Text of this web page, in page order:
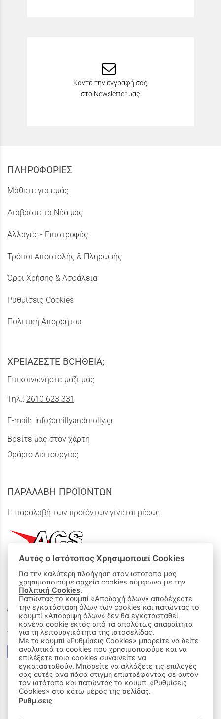
Κάντε την εγγραφή σας
στο Newsletter μας
ΠΛΗΡΟΦΟΡΙΕΣ
Μάθετε για εμάς
Διαβάστε τα Νέα μας
Αλλαγές - Επιστροφές
Τρόποι Αποστολής & Πληρωμής
Όροι Χρήσης & Ασφάλεια
Ρυθμίσεις Cookies
Πολιτική Απορρήτου
ΧΡΕΙΑΖΕΣΤΕ ΒΟΗΘΕΙΑ;
Επικοινωνήστε μαζί μας
Τηλ.: 2610 623 331
E-mail: info@millyandmolly.gr
Βρείτε μας στον χάρτη
Ωράριο Λειτουργίας
ΠΑΡΑΛΑΒΗ ΠΡΟΪΟΝΤΩΝ
Η παραλαβή των προϊόντων γίνεται μέσω:
ΟΙ ΑΓΟΡΕΣ ΜΟΥ
Καλάθι Αγορών
Δεχόμαστε όλες τις πιστωτικές κάρτες:
Αυτός ο Ιστότοπος Χρησιμοποιεί Cookies
Για την καλύτερη πλοήγηση στον ιστότοπο μας
χρησιμοποιούμε αρχεία cookies σύμφωνα με την
Πολιτική Cookies.
Πατώντας το κουμπί «Αποδοχή όλων» αποδέχεστε
την εγκατάσταση όλων των cookies και πατώντας το
κουμπί «Απόρριψη όλων» δεν θα εγκατασταθεί
κανένα cookie εκτός από τα απολύτως απαραίτητα
για τη λειτουργικότητα της ιστοσελίδας.
Με το κουμπί «Ρυθμίσεις Cookies» μπορείτε να δείτε
αναλυτικά τα cookies που χρησιμοποιούμε και να
επιλέξετε ποια cookies συναινείτε να
εγκατασταθούν. Μπορείτε να αλλάξετε τις επιλογές
σας αυτές ανά πάσα στιγμή επιστρέφοντας σε αυτόν
τον ιστότοπο και πατώντας το κουμπί «Ρυθμίσεις
Cookies» στο κάτω μέρος της σελίδας.
Ρυθμίσεις